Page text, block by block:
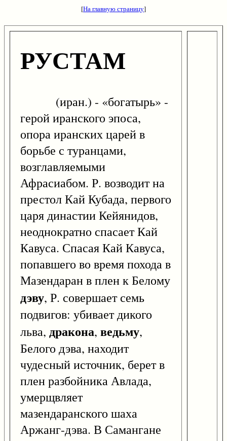
[На главную страницу]
РУСТАМ
(иран.) - «богатырь» -
герой иранского эпоса,
опора иранских царей в
борьбе с туранцами,
возглавляемыми
Афрасиабом. Р. возводит на
престол Кай Кубада, первого
царя династии Кейянидов,
неоднократно спасает Кай
Кавуса. Спасая Кай Кавуса,
попавшего во время похода в
Мазендаран в плен к Белому
дэву, Р. совершает семь
подвигов: убивает дикого
льва, дракона, ведьму,
Белого дэва, находит
чудесный источник, берет в
плен разбойника Авлада,
умерщвляет
мазендаранского шаха
Аржанг-дэва. В Самангане